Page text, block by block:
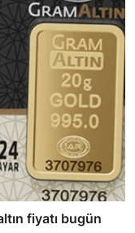
fiyatı bugün